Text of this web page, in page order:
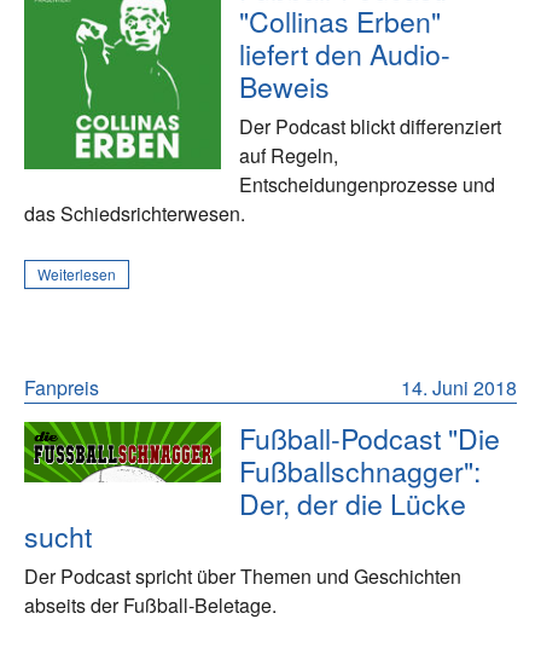
"Collinas Erben"
liefert den Audio-
Beweis
Der Podcast blickt differenziert
auf Regeln,
Entscheidungenprozesse und
das Schiedsrichterwesen.
Weiterlesen
14. Juni 2018
Fanpreis
Fußball-Podcast "Die
Fußballschnagger":
Der, der die Lücke
sucht
Der Podcast spricht über Themen und Geschichten
abseits der Fußball-Beletage.